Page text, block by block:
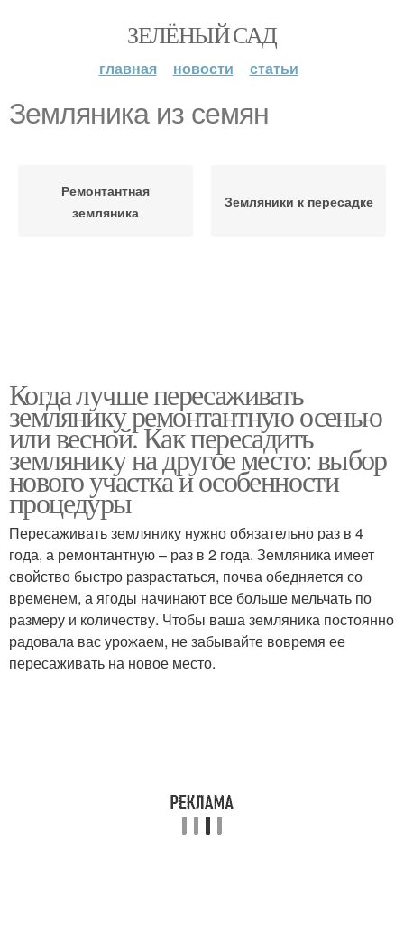
ЗЕЛЁНЫЙ САД
главная новости статьи
Земляника из семян
Ремонтантная
земляника
Земляники к пересадке
Когда лучше пересаживать
землянику ремонтантную осенью
или весной. Как пересадить
землянику на другое место: выбор
нового участка и особенности
процедуры
Пересаживать землянику нужно обязательно раз в 4
года, а ремонтантную – раз в 2 года. Земляника имеет
свойство быстро разрастаться, почва обедняется со
временем, а ягоды начинают все больше мельчать по
размеру и количеству. Чтобы ваша земляника постоянно
радовала вас урожаем, не забывайте вовремя ее
пересаживать на новое место.